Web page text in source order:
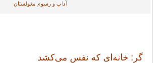
آداب و رسوم مغولستان
گر: خانه‌ای که نفس می‌کشد